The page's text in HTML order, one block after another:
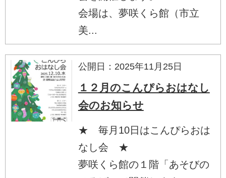
会場は、夢咲くら館（市立
美...
公開日：2025年11月25日
１２月のこんぴらおはなし
会のお知らせ
★ 毎月10日はこんぴらおは
なし会 ★
夢咲くら館の１階「あそびの